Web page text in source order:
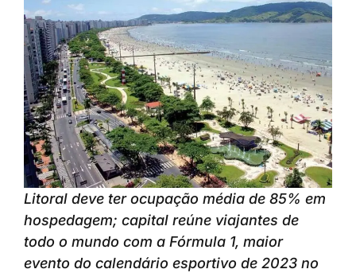
Litoral deve ter ocupação média de 85% em
hospedagem; capital reúne viajantes de
todo o mundo com a Fórmula 1, maior
evento do calendário esportivo de 2023 no